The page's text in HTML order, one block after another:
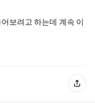
보려고 하는데 계속 이